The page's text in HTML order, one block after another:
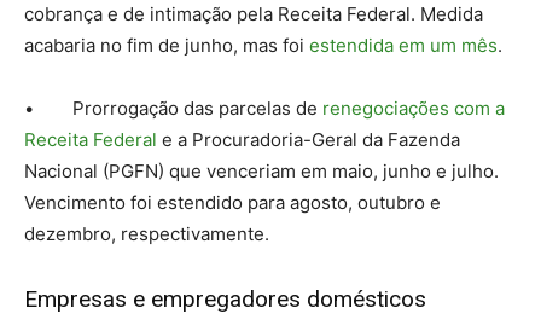
cobrança e de intimação pela Receita Federal. Medida
acabaria no fim de junho, mas foi estendida em um mês.
• Prorrogação das parcelas de renegociações com a
Receita Federal e a Procuradoria-Geral da Fazenda
Nacional (PGFN) que venceriam em maio, junho e julho.
Vencimento foi estendido para agosto, outubro e
dezembro, respectivamente.
Empresas e empregadores domésticos